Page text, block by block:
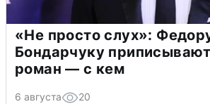
«Не просто слух»:
Бондарчуку
роман — с кем
6 августа 20